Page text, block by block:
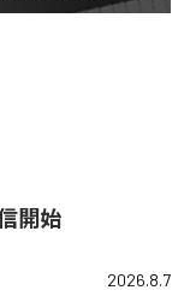
開始
2026.8.7